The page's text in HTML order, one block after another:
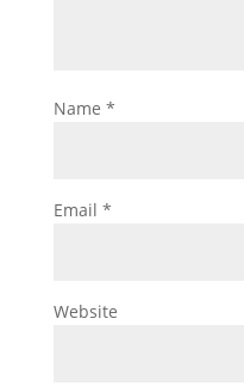
Name *
Email *
Website